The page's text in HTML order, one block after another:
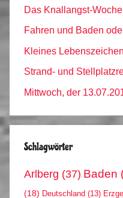
Das Knallangst-
Fahren und Baden
Kleines
Strand- und
Mittwoch, der
Schlagwörter
Arlberg (37) Baden
(18) Deutschland (13)